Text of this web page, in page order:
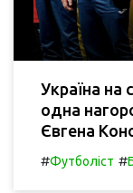
Україна на
одна
Євгена
#Футболіст #